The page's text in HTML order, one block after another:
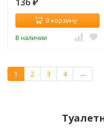
₽
В корзину
В наличии
1 2 3 4 →